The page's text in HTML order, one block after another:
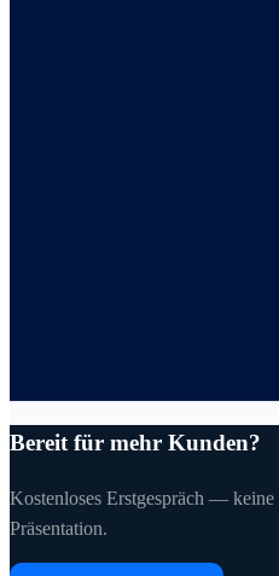
Bereit für mehr Kunden?
Kostenloses Erstgespräch —
Präsentation.